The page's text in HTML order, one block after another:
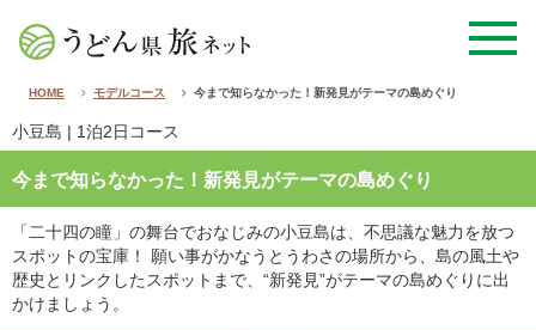
HOME モデルコース 今まで知らなかった！新発見がテーマの島めぐり
小豆島 | 1泊2日コース
今まで知らなかった！新発見がテーマの島めぐり
「二十四の瞳」の舞台でおなじみの小豆島は、不思議な魅力を放つ
スポットの宝庫！ 願い事がかなうとうわさの場所から、島の風土や
歴史とリンクしたスポットまで、“新発見”がテーマの島めぐりに出
かけましょう。